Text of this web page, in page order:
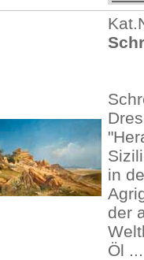
in
der
Öl ...